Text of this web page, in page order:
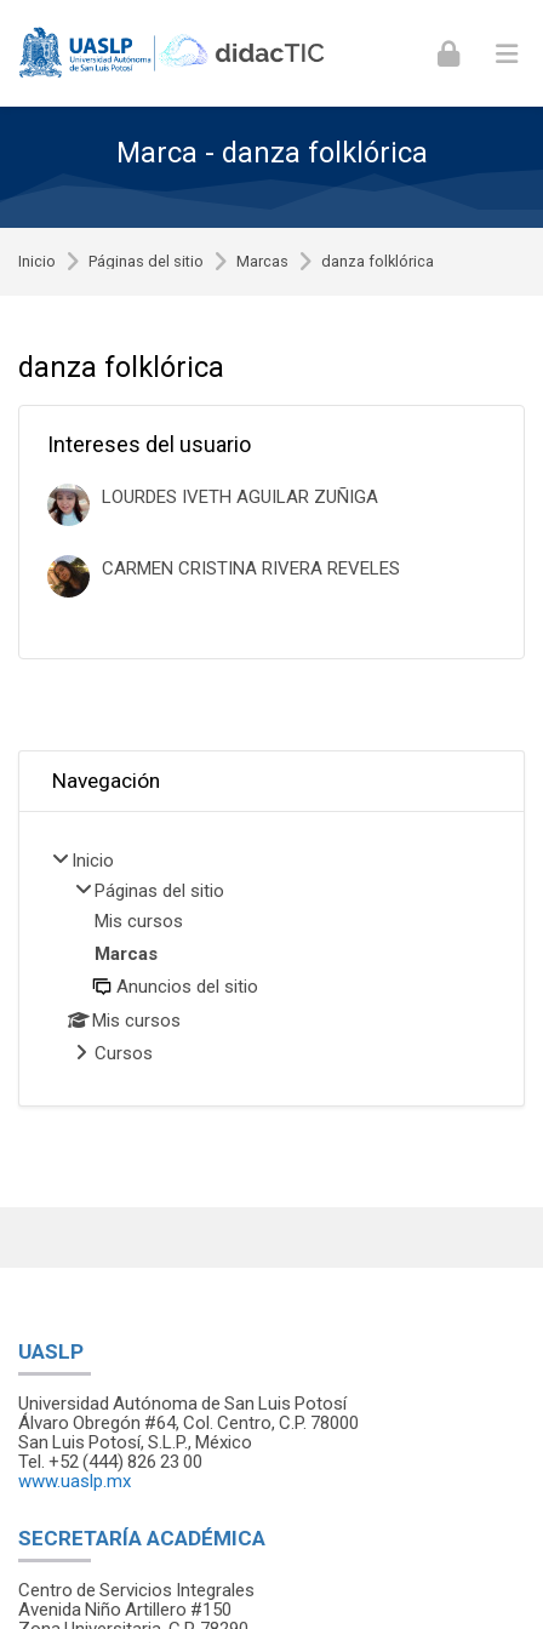
Marca - danza folklórica
Inicio Páginas del sitio Marcas danza folklórica
danza folklórica
Intereses del usuario
LOURDES IVETH AGUILAR ZUÑIGA
CARMEN CRISTINA RIVERA REVELES
Navegación
Inicio
Páginas del sitio
Mis cursos
Marcas
Anuncios del sitio
Mis cursos
Cursos
UASLP
Universidad Autónoma de San Luis Potosí
Álvaro Obregón #64, Col. Centro, C.P. 78000
San Luis Potosí, S.L.P., México
Tel. +52 (444) 826 23 00
www.uaslp.mx
SECRETARÍA ACADÉMICA
Centro de Servicios Integrales
Avenida Niño Artillero #150